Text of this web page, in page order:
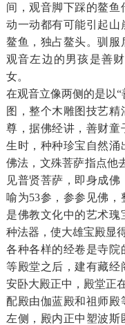
间，观音脚下踩的鳌
动一动都有可能引起山
鳌鱼，独占鳌头。驯服
观音左边的男孩是善
女。
在观音立像两侧的是以
图，整个木雕图技艺
尊，据佛经讲，善财童
生时，种种珍宝自然涌
佛法，文殊菩萨指点他
见普贤菩萨，即身成
喻为53参，参参见佛，
是佛教文化中的艺术
种法器，使大雄宝殿显
各种各样的经卷是寺院
等殿堂之后，建有藏经
安卧大殿正中，殿堂正
配殿由伽蓝殿和祖师
左侧，殿内正中塑波